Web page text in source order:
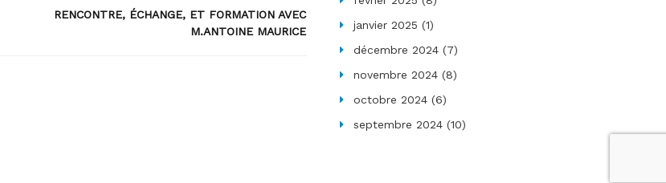
RENCONTRE, ÉCHANGE, ET FORMATION AVEC
M.ANTOINE MAURICE
janvier 2025 (1)
décembre 2024 (7)
novembre 2024 (8)
octobre 2024 (6)
septembre 2024 (10)